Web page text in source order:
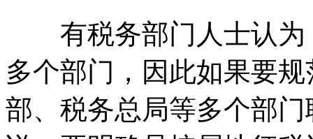
有税务部门人士认为
多个部门，因此如果要
部、税务总局等多个部